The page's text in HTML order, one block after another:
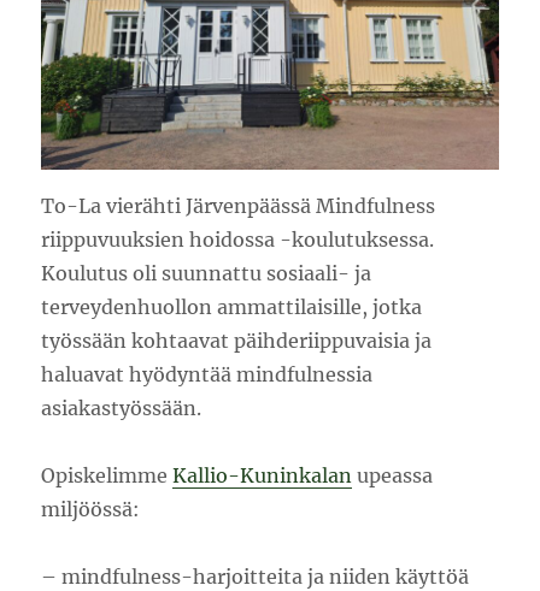
To-La vierähti Järvenpäässä Mindfulness
riippuvuuksien hoidossa -koulutuksessa.
Koulutus oli suunnattu sosiaali- ja
terveydenhuollon ammattilaisille, jotka
työssään kohtaavat päihderiippuvaisia ja
haluavat hyödyntää mindfulnessia
asiakastyössään.
OpiskelimmeKallio-Kuninkalan upeassa
miljöössä:
– mindfulness-harjoitteita ja niiden käyttöä